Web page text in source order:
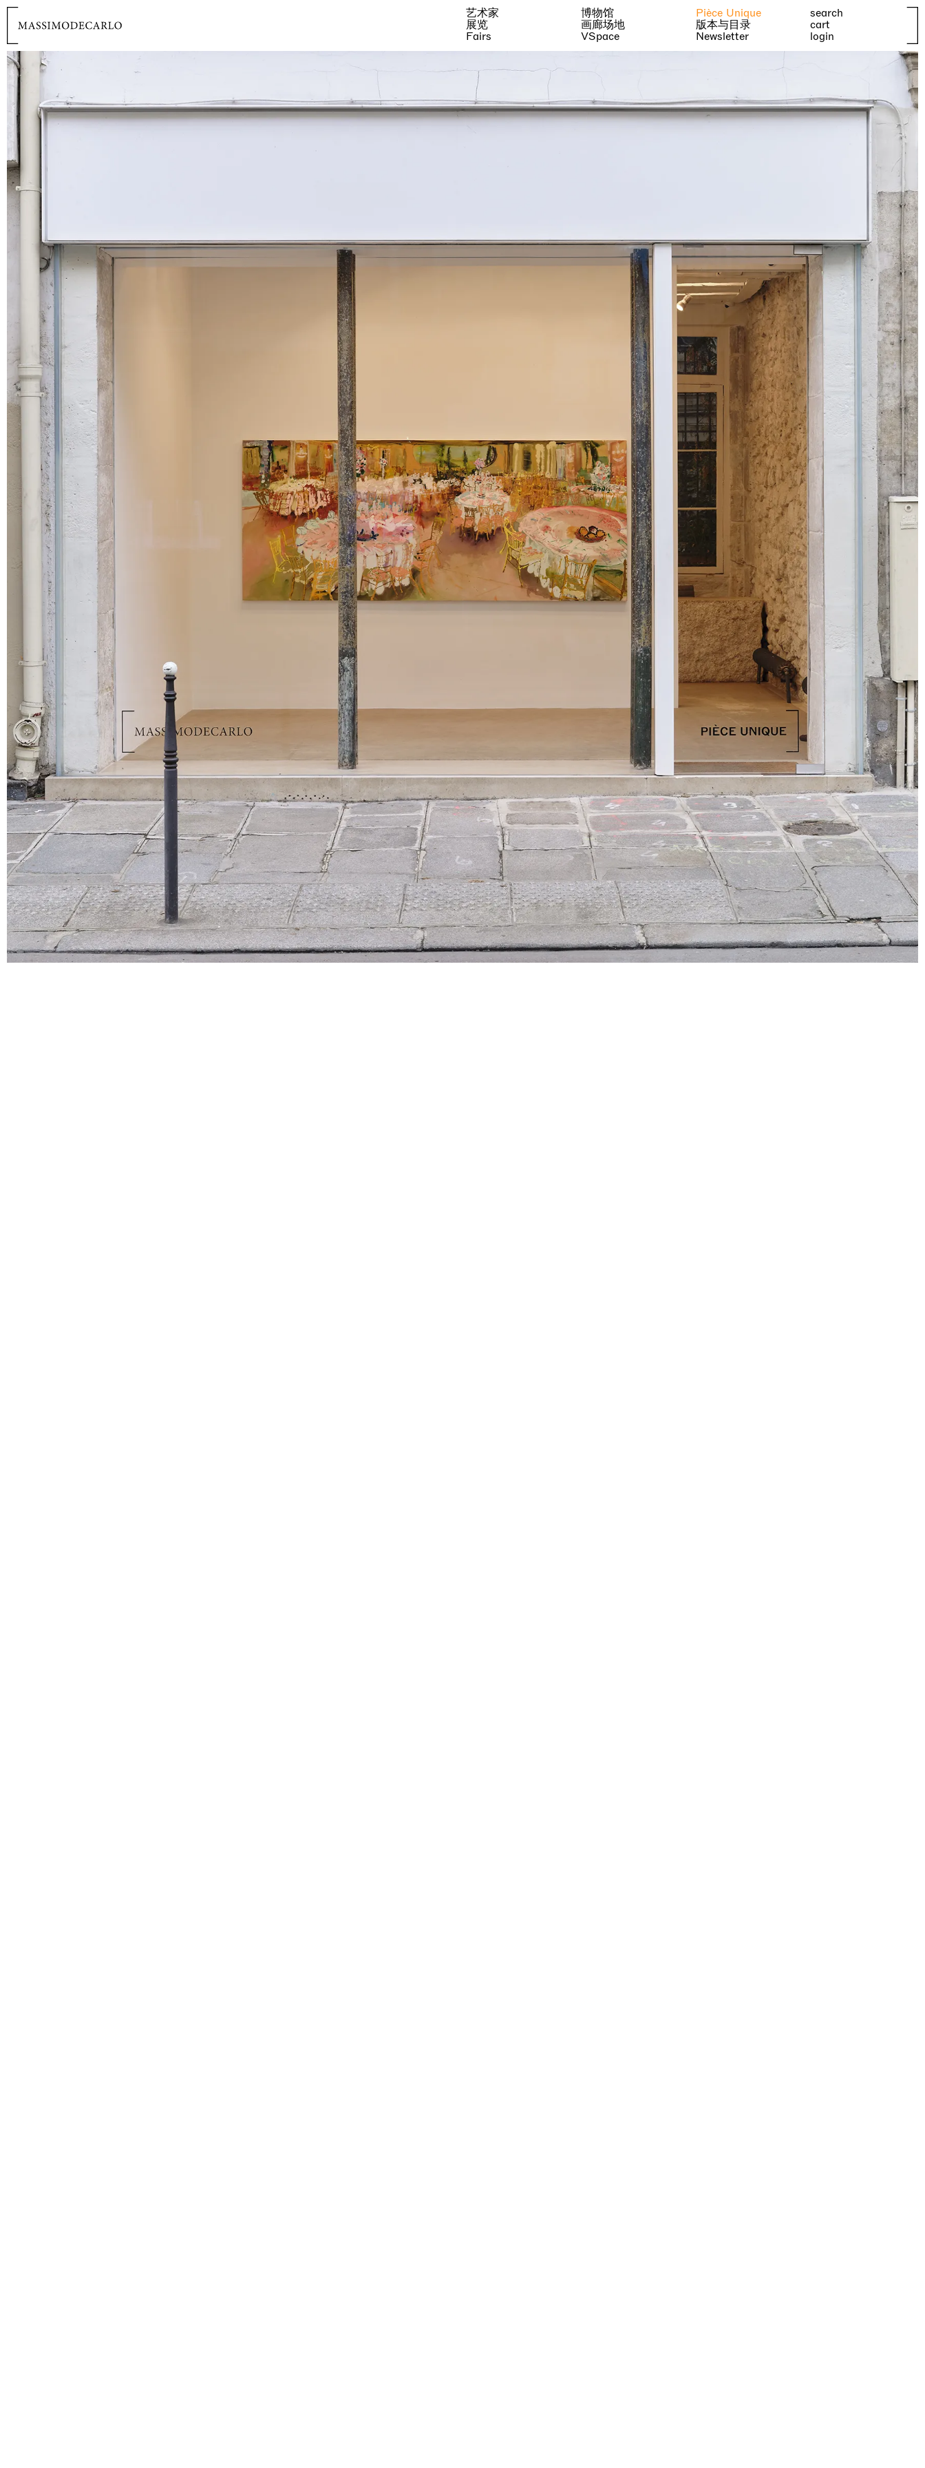
艺术家
展览
Fairs
博物馆
画廊场地
VSpace
Pièce Unique
版本与目录
Newsletter
search
cart
login